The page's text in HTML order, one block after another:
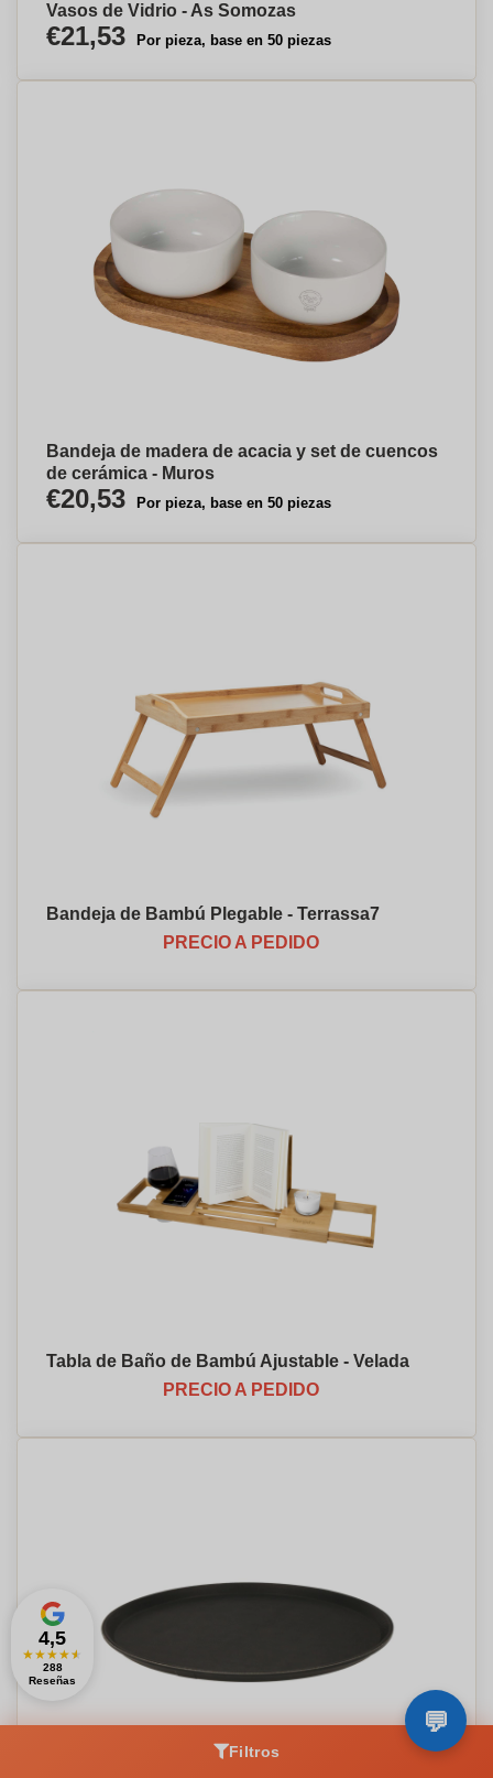
Vasos de Vidrio - As Somozas
€21,53 Por pieza, base en 50 piezas
Bandeja de madera de acacia y set de cuencos
de cerámica - Muros
€20,53 Por pieza, base en 50 piezas
Bandeja de Bambú Plegable - Terrassa⁠7
PRECIO A PEDIDO
Tabla de Baño de Bambú Ajustable - Velada
PRECIO A PEDIDO
Filtros
4,5
★★★★★
288
Reseñas